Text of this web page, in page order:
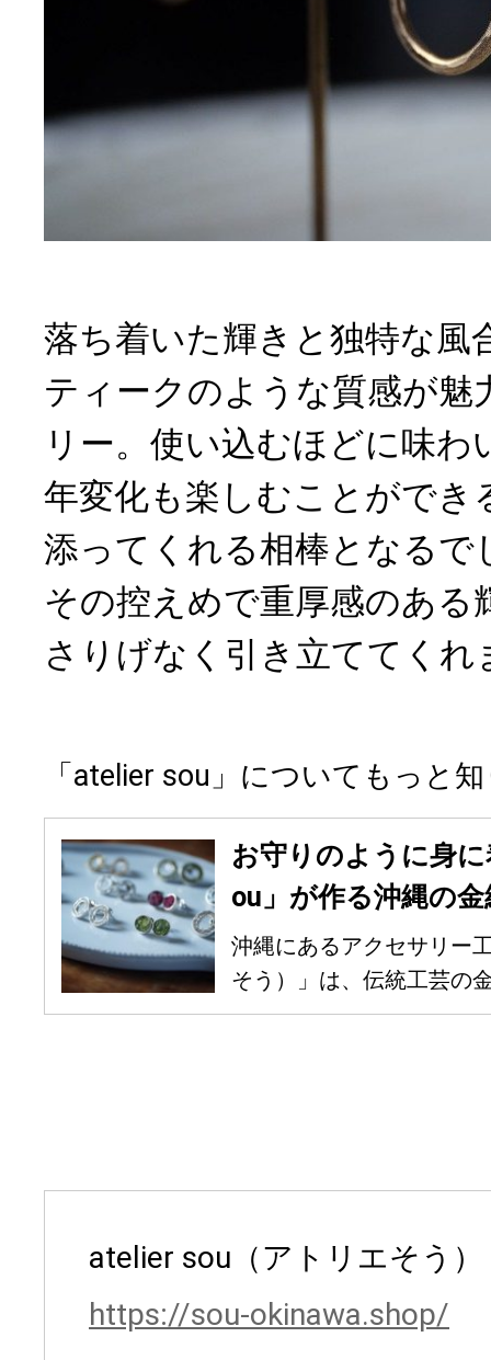
落ち着いた輝きと独特な風
ティークのような質感が魅
リー。使い込むほどに味わ
年変化も楽しむことができ
添ってくれる相棒となるで
その控えめで重厚感のある
さりげなく引き立ててくれ
「atelier sou」についてもっと
お守りのように身
ou」が作る沖縄の
沖縄にあるアクセサリー
そう）」は、伝統工芸の
atelier sou（アトリエそう）
https://sou-okinawa.shop/